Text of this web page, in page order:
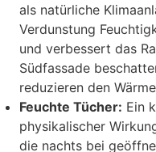
als natürliche
Verdunstung
und verbessert das
Südfassade
reduzieren den
Feuchte Tücher: Ein
physikalischer
die nachts bei